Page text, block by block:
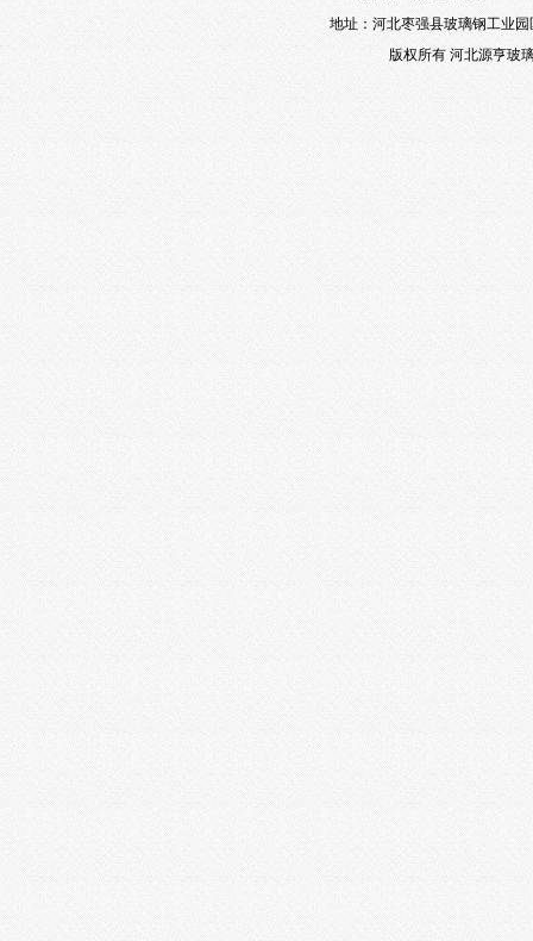
地址：河北枣强县玻璃钢工业园
版权所有 河北源亨玻